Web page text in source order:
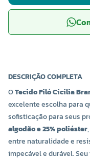
DESCRIÇÃO COMPLETA
OTecido Filó Cicilia
excelente escolha para
sofisticação para seus
algodão e 25% poliéster
entre naturalidade e
impecável e durável.